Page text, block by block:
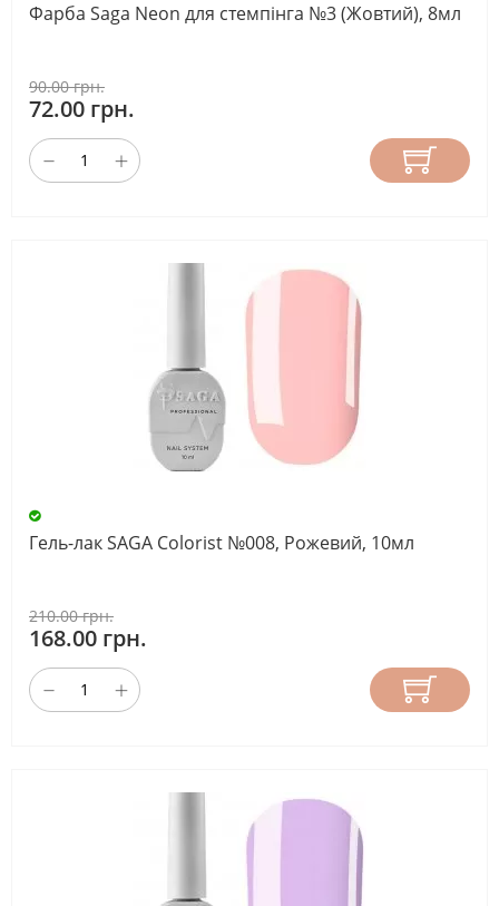
Фарба Saga Neon для стемпінга №3 (Жовтий), 8мл
90.00 грн.
72.00 грн.
Гель-лак SAGA Colorist №008, Рожевий, 10мл
210.00 грн.
168.00 грн.